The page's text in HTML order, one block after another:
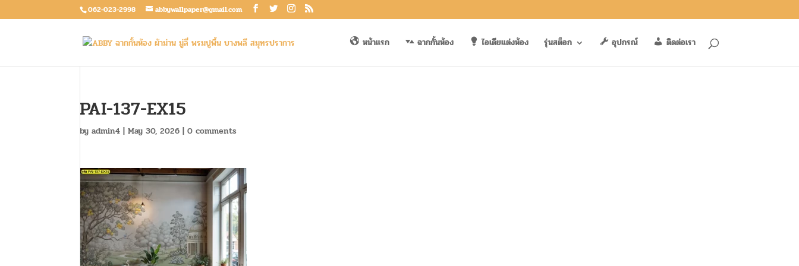
062-023-2998 abbywallpaper@gmail.com
หน้าแรก ฉากกั้นห้อง ไอเดียแต่งห้อง รุ่นสต็อก อุปกรณ์ ติดต่อเรา
PAI-137-EX15
byadmin4 |May 30, 2026 |0 comments